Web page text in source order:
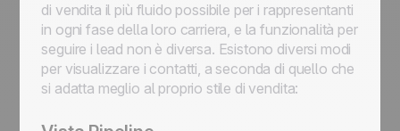
di vendita il più fluido possibile per i rappresentanti
in ogni fase della loro carriera, e la funzionalità per
seguire i lead non è diversa. Esistono diversi modi
per visualizzare i contatti, a seconda di quello che
si adatta meglio al proprio stile di vendita: